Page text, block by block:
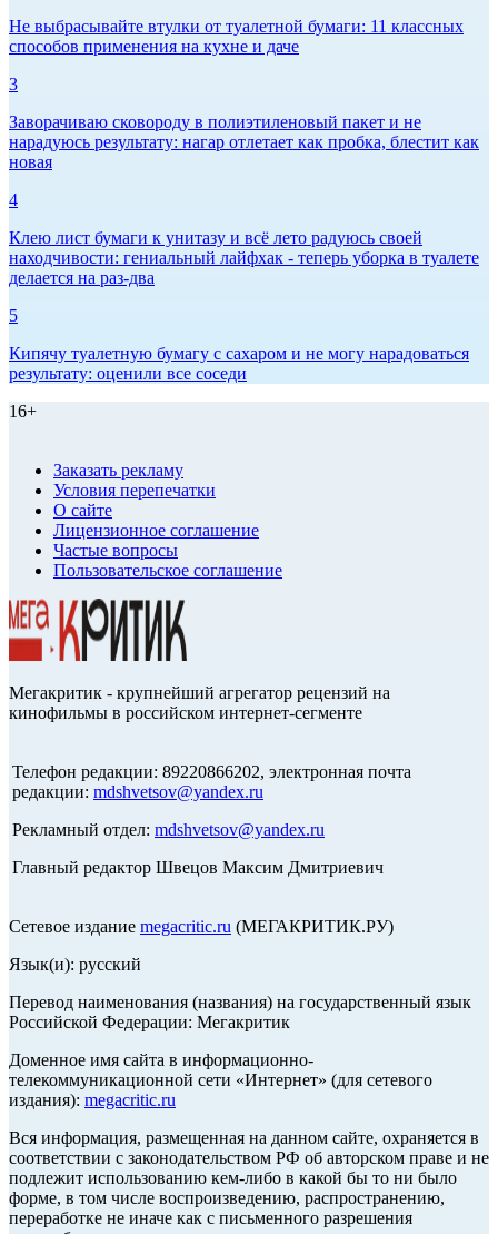
Не выбрасывайте втулки от туалетной бумаги: 11 классных
способов применения на кухне и даче
3
Заворачиваю сковороду в полиэтиленовый пакет и не
нарадуюсь результату: нагар отлетает как пробка, блестит как
новая
4
Клею лист бумаги к унитазу и всё лето радуюсь своей
находчивости: гениальный лайфхак - теперь уборка в туалете
делается на раз-два
5
Кипячу туалетную бумагу с сахаром и не могу нарадоваться
результату: оценили все соседи
16+
Заказать рекламу
Условия перепечатки
О сайте
Лицензионное соглашение
Частые вопросы
Пользовательское соглашение
Мегакритик - крупнейший агрегатор рецензий на
кинофильмы в российском интернет-сегменте
Телефон редакции: 89220866202, электронная почта
редакции: mdshvetsov@yandex.ru
Рекламный отдел: mdshvetsov@yandex.ru
Главный редактор Швецов Максим Дмитриевич
Сетевое издание megacritic.ru (МЕГАКРИТИК.РУ)
Язык(и): русский
Перевод наименования (названия) на государственный язык
Российской Федерации: Мегакритик
Доменное имя сайта в информационно-
телекоммуникационной сети «Интернет» (для сетевого
издания): megacritic.ru
Вся информация, размещенная на данном сайте, охраняется в
соответствии с законодательством РФ об авторском праве и не
подлежит использованию кем-либо в какой бы то ни было
форме, в том числе воспроизведению, распространению,
переработке не иначе как с письменного разрешения